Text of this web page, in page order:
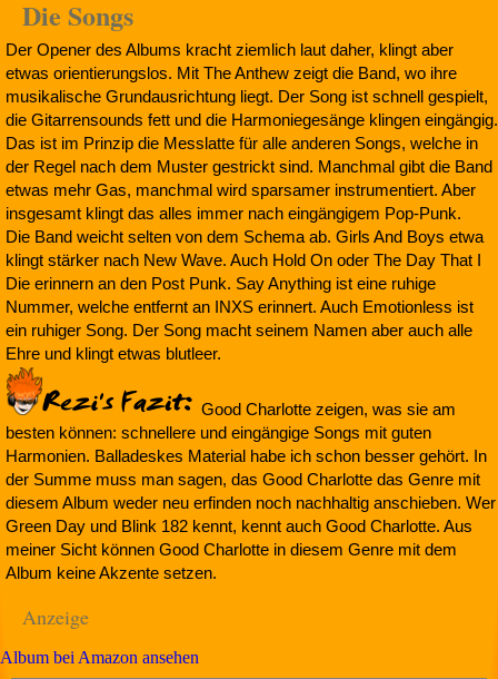
Die Songs
Der Opener des Albums kracht ziemlich laut daher, klingt aber
etwas orientierungslos. Mit The Anthew zeigt die Band, wo ihre
musikalische Grundausrichtung liegt. Der Song ist schnell gespielt,
die Gitarrensounds fett und die Harmoniegesänge klingen eingängig.
Das ist im Prinzip die Messlatte für alle anderen Songs, welche in
der Regel nach dem Muster gestrickt sind. Manchmal gibt die Band
etwas mehr Gas, manchmal wird sparsamer instrumentiert. Aber
insgesamt klingt das alles immer nach eingängigem Pop-Punk.
Die Band weicht selten von dem Schema ab. Girls And Boys etwa
klingt stärker nach New Wave. Auch Hold On oder The Day That I
Die erinnern an den Post Punk. Say Anything ist eine ruhige
Nummer, welche entfernt an INXS erinnert. Auch Emotionless ist
ein ruhiger Song. Der Song macht seinem Namen aber auch alle
Ehre und klingt etwas blutleer.
Good Charlotte zeigen, was sie am
besten können: schnellere und eingängige Songs mit guten
Harmonien. Balladeskes Material habe ich schon besser gehört. In
der Summe muss man sagen, das Good Charlotte das Genre mit
diesem Album weder neu erfinden noch nachhaltig anschieben. Wer
Green Day und Blink 182 kennt, kennt auch Good Charlotte. Aus
meiner Sicht können Good Charlotte in diesem Genre mit dem
Album keine Akzente setzen.
Anzeige
Album bei Amazon ansehen